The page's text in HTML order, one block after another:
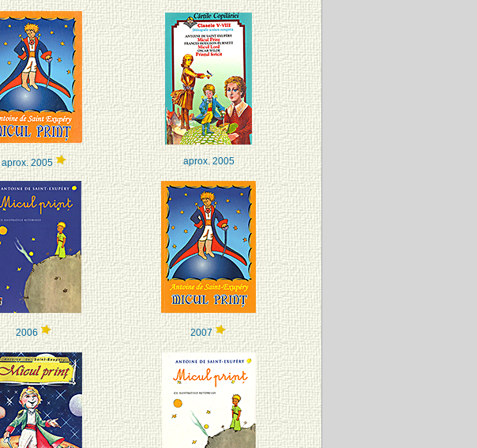
aprox. 2005 aprox. 2005
2006 2007